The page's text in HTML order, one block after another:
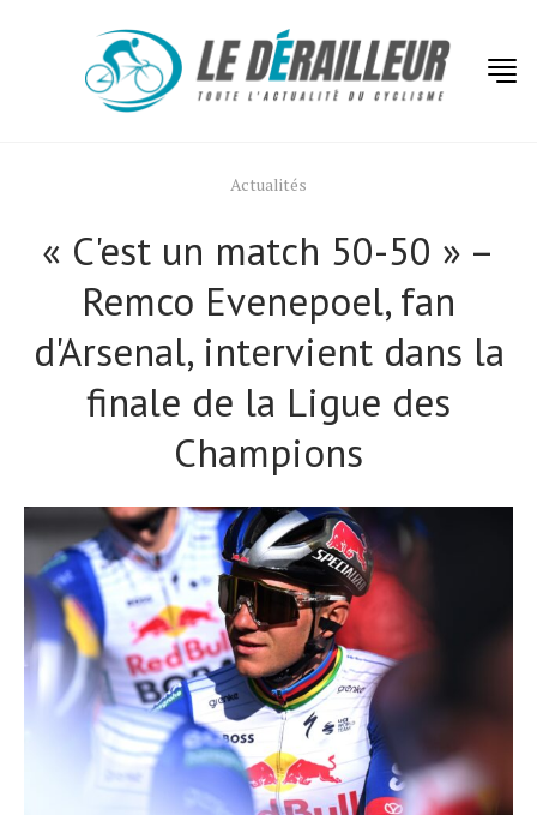
Actualités
« C'est un match 50-50 » –
Remco Evenepoel, fan
d'Arsenal, intervient dans la
finale de la Ligue des
Champions